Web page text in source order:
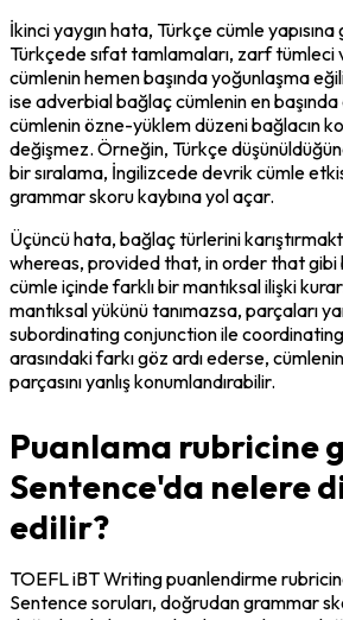
İkinci yaygın hata, Türkçe cümle
Türkçede sıfat tamlamaları, zarf tümleci
cümlenin hemen başında yoğunlaşma
ise adverbial bağlaç cümlenin en
cümlenin özne-yüklem düzeni bağlacın
değişmez. Örneğin, Türkçe
bir sıralama, İngilizcede devrik cümle
grammar skoru kaybına yol açar.
Üçüncü hata, bağlaç türlerini
whereas, provided that, in order that gibi
cümle içinde farklı bir mantıksal ilişki
mantıksal yükünü tanımazsa, parçaları
subordinating conjunction ile
arasındaki farkı göz ardı ederse,
parçasını yanlış konumlandırabilir.
Puanlama rubricine
Sentence'da nelere
edilir?
TOEFL iBT Writing puanlendirme
Sentence soruları, doğrudan grammar